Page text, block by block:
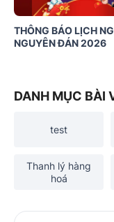
THÔNG BÁO LỊCH
NGUYÊN ĐÁN 2026
DANH MỤC BÀI
test
Thanh lý hàng
hoá